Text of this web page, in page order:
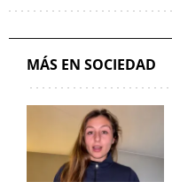
MÁS EN SOCIEDAD